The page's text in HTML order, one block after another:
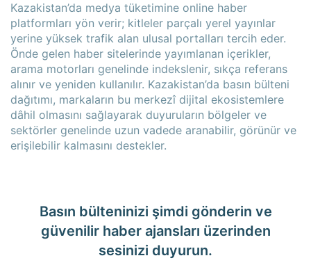
Kazakistan’da medya tüketimine online haber
platformları yön verir; kitleler parçalı yerel yayınlar
yerine yüksek trafik alan ulusal portalları tercih eder.
Önde gelen haber sitelerinde yayımlanan içerikler,
arama motorları genelinde indekslenir, sıkça referans
alınır ve yeniden kullanılır. Kazakistan’da basın bülteni
dağıtımı, markaların bu merkezî dijital ekosistemlere
dâhil olmasını sağlayarak duyuruların bölgeler ve
sektörler genelinde uzun vadede aranabilir, görünür ve
erişilebilir kalmasını destekler.
Basın bülteninizi şimdi gönderin ve
güvenilir haber ajansları üzerinden
sesinizi duyurun.